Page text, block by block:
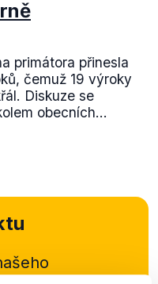
primátora přinesla
čemuž 19 výroky
Diskuze se
obecních...